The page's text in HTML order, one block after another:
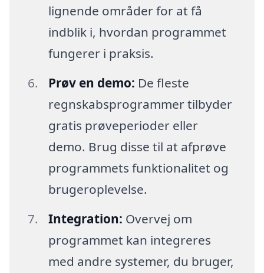
lignende områder for at få
indblik i, hvordan programmet
fungerer i praksis.
Prøv en demo: De fleste
regnskabsprogrammer tilbyder
gratis prøveperioder eller
demo. Brug disse til at afprøve
programmets funktionalitet og
brugeroplevelse.
Integration: Overvej om
programmet kan integreres
med andre systemer, du bruger,